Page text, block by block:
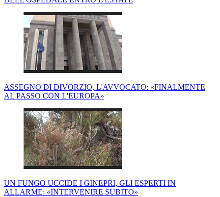
ASSEGNO DI DIVORZIO, L'AVVOCATO: «FINALMENTE
AL PASSO CON L'EUROPA»
UN FUNGO UCCIDE I GINEPRI, GLI ESPERTI IN
ALLARME: «INTERVENIRE SUBITO»